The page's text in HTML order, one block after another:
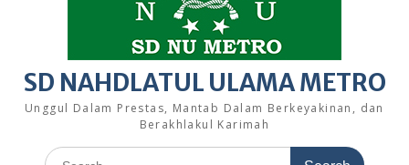
SD NAHDLATUL ULAMA METRO
Unggul Dalam Prestas, Mantab Dalam Berkeyakinan, dan
Berakhlakul Karimah
Search